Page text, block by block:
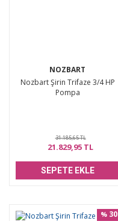
NOZBART
Nozbart Şirin Trifaze 3/4 HP
Pompa
31.185,65 TL
21.829,95 TL
SEPETE EKLE
% 30